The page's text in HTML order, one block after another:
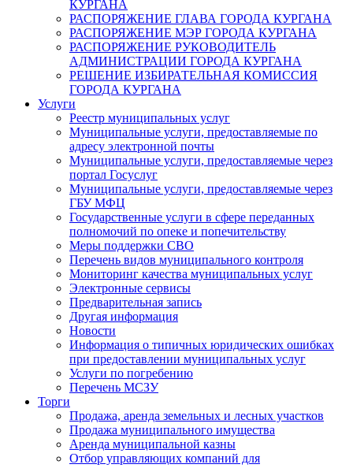
КУРГАНА
РАСПОРЯЖЕНИЕ ГЛАВА ГОРОДА КУРГАНА
РАСПОРЯЖЕНИЕ МЭР ГОРОДА КУРГАНА
РАСПОРЯЖЕНИЕ РУКОВОДИТЕЛЬ
АДМИНИСТРАЦИИ ГОРОДА КУРГАНА
РЕШЕНИЕ ИЗБИРАТЕЛЬНАЯ КОМИССИЯ
ГОРОДА КУРГАНА
Услуги
Реестр муниципальных услуг
Муниципальные услуги, предоставляемые по
адресу электронной почты
Муниципальные услуги, предоставляемые через
портал Госуслуг
Муниципальные услуги, предоставляемые через
ГБУ МФЦ
Государственные услуги в сфере переданных
полномочий по опеке и попечительству
Меры поддержки СВО
Перечень видов муниципального контроля
Мониторинг качества муниципальных услуг
Электронные сервисы
Предварительная запись
Другая информация
Новости
Информация о типичных юридических ошибках
при предоставлении муниципальных услуг
Услуги по погребению
Перечень МСЗУ
Торги
Продажа, аренда земельных и лесных участков
Продажа муниципального имущества
Аренда муниципальной казны
Отбор управляющих компаний для